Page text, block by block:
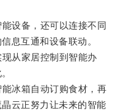
设备，还可以连接不同
息互通和设备联动。
从家居控制到智能办
冰箱自动订购食材，再
云正努力让未来的智能